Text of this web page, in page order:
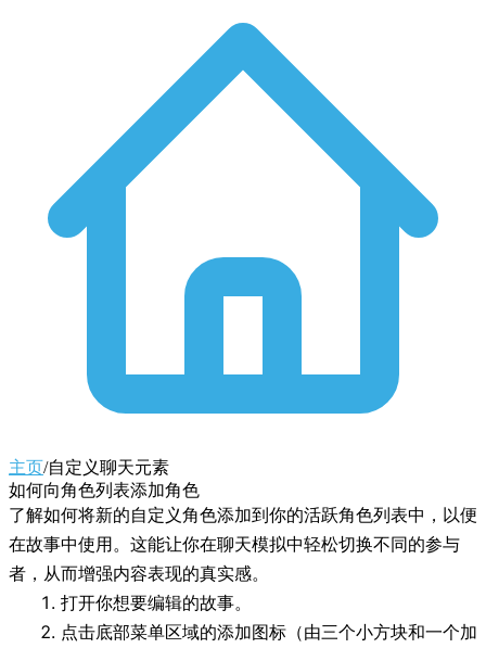
主页/自定义聊天元素
如何向角色列表添加角色
了解如何将新的自定义角色添加到你的活跃角色列表中，以便
在故事中使用。这能让你在聊天模拟中轻松切换不同的参与
者，从而增强内容表现的真实感。
打开你想要编辑的故事。
点击底部菜单区域的添加图标（由三个小方块和一个加